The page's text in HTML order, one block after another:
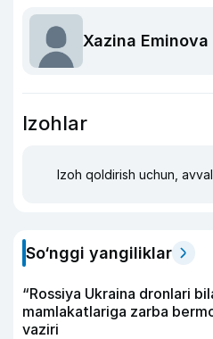
Xazina Eminova
Izohlar
Izoh qoldirish uchun, avval
So‘nggi yangiliklar
“Rossiya Ukraina dronlari
mamlakatlariga zarba
vaziri